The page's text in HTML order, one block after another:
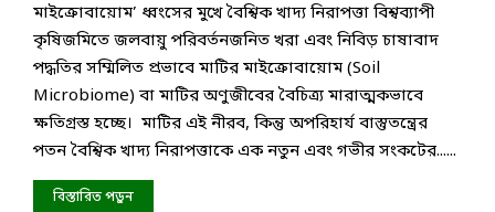
মাইক্রোবায়োম’ ধ্বংসের মুখে বৈশ্বিক খাদ্য নিরাপত্তা বিশ্বব্যাপী
কৃষিজমিতে জলবায়ু পরিবর্তনজনিত খরা এবং নিবিড় চাষাবাদ
পদ্ধতির সম্মিলিত প্রভাবে মাটির মাইক্রোবায়োম (Soil
Microbiome) বা মাটির অণুজীবের বৈচিত্র্য মারাত্মকভাবে
ক্ষতিগ্রস্ত হচ্ছে। মাটির এই নীরব, কিন্তু অপরিহার্য বাস্তুতন্ত্রের
পতন বৈশ্বিক খাদ্য নিরাপত্তাকে এক নতুন এবং গভীর সংকটের......
বিস্তারিত পড়ুন